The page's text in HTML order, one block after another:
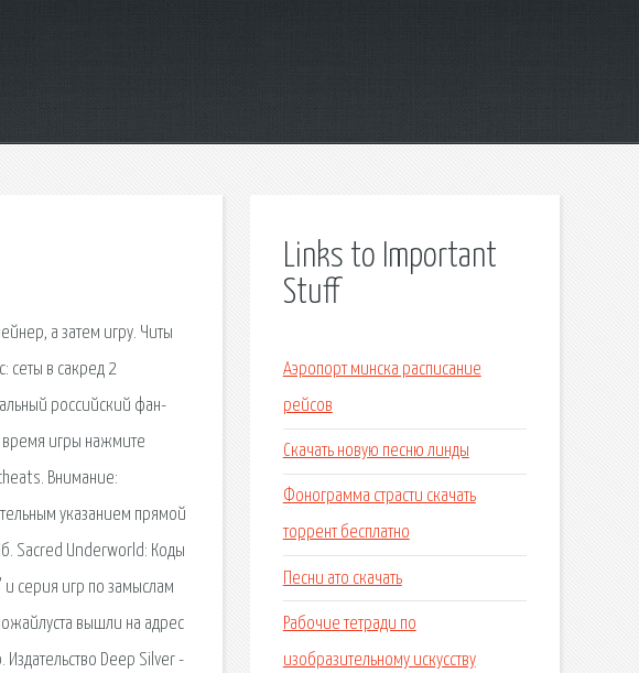
а затем игру. Читы
сеты в сакред 2
российский фан-
время игры нажмите
Внимание:
указанием прямой
Sacred Underworld: Коды
и серия игр по замыслам
вышли на адрес
Deep Silver -
Links to Important
Stuff
Аэропорт минска расписание
рейсов
Скачать новую песню линды
Фонограмма страсти скачать
торрент бесплатно
Песни ато скачать
Рабочие тетради по
изобразительному искусству